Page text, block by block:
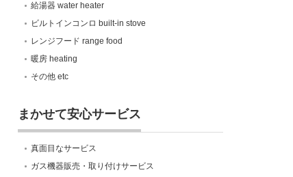
給湯器 water heater
ビルトインコンロ built-in stove
レンジフード range food
暖房 heating
その他 etc
まかせて安心サービス
真面目なサービス
ガス機器販売・取り付けサービス